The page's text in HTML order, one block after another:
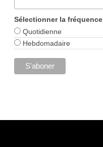
Sélectionner la fréquence
Quotidienne
Hebdomadaire